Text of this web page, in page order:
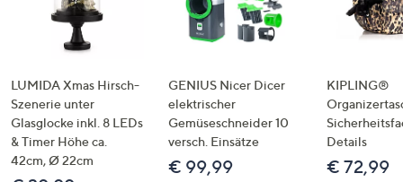
LUMIDA Xmas Hirsch-
Szenerie unter
Glasglocke inkl. 8 LEDs
& Timer Höhe ca.
42cm, Ø 22cm
GENIUS Nicer Dicer
elektrischer
Gemüseschneider 10
versch. Einsätze
€ 99,99
KIPLING®
Details
€ 72,99